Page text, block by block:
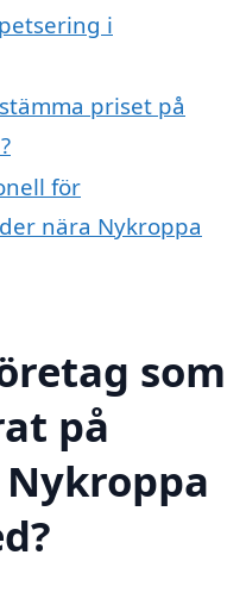
i
priset på
för
nära Nykroppa
som
på